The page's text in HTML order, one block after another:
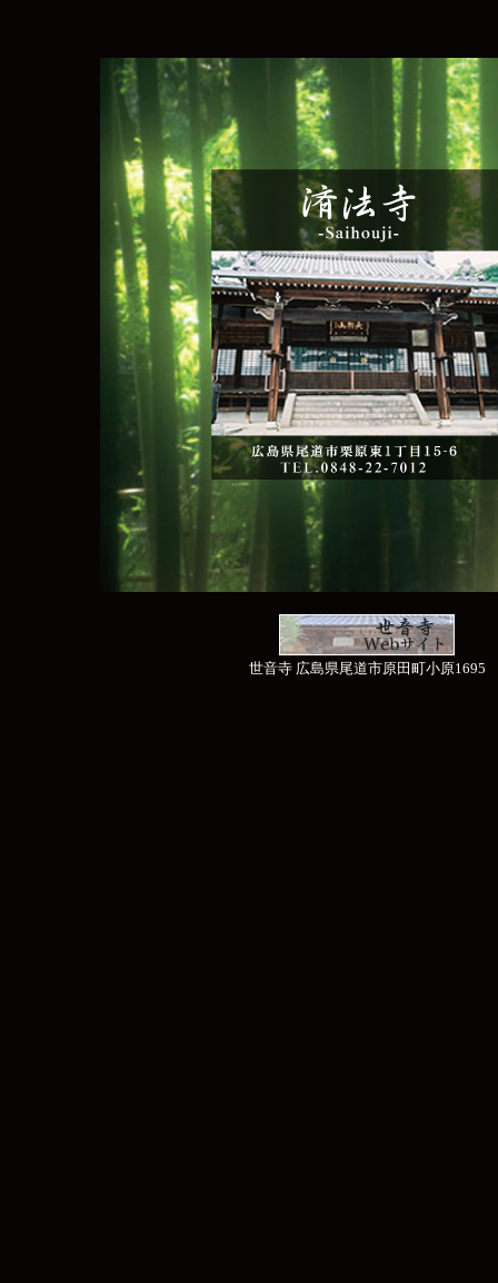
世音寺 広島県尾道市原田町小原1695